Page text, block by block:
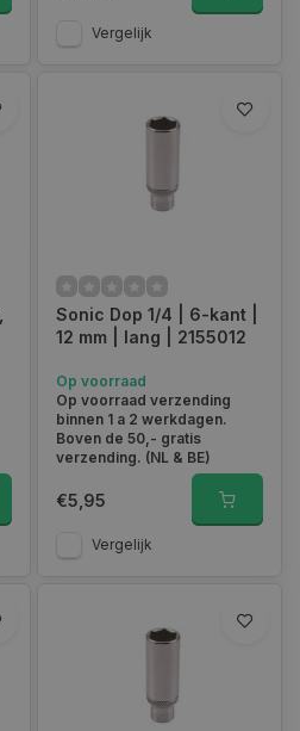
Vergelijk
Sonic Dop 1/4 | 6-kant |
12 mm | lang | 2155012
Op voorraad
Op voorraad verzending
binnen 1 a 2 werkdagen.
Boven de 50,- gratis
verzending. (NL & BE)
€5,95
Vergelijk